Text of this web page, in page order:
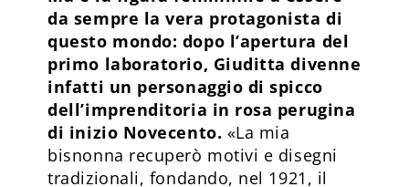
da sempre la vera protagonista di
questo mondo: dopo l’apertura del
primo laboratorio, Giuditta divenne
infatti un personaggio di spicco
dell’imprenditoria in rosa perugina
di inizio Novecento. «La mia
bisnonna recuperò motivi e disegni
tradizionali, fondando, nel 1921, il